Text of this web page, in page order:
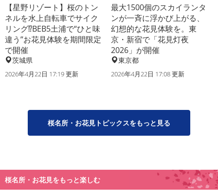
【星野リゾート】桜のトン
ネルを水上自転車でサイク
リング⁉BEB5土浦で“ひと味
違う”お花見体験を期間限定
で開催
茨城県
2026年4月22日 17:19 更新
最大1500個のスカイランタ
ンが一斉に浮かび上がる、
幻想的な花見体験を。東
京・新宿で「花見灯夜
2026」が開催
東京都
2026年4月22日 17:08 更新
桜名所・お花見トピックスをもっと見る
桜名所・お花見をもっと楽しむ